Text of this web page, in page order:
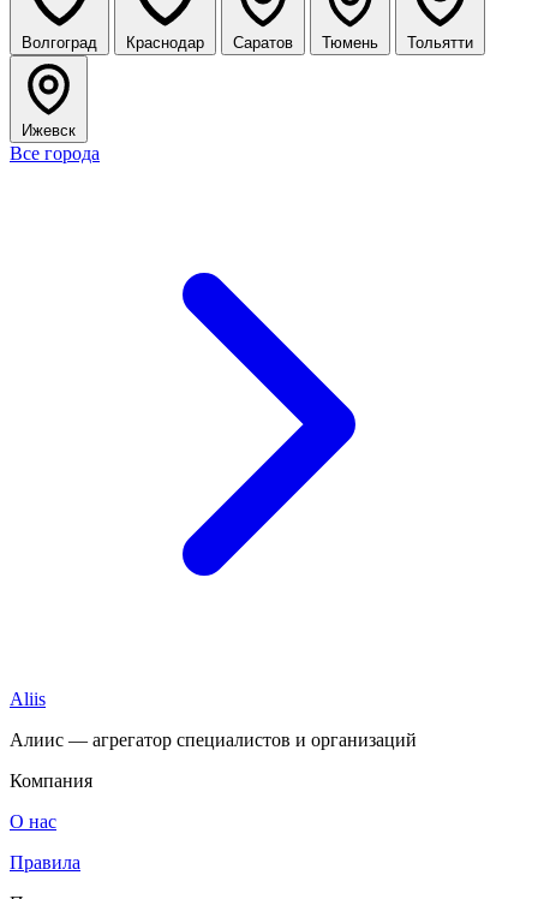
Волгоград Краснодар Саратов Тюмень Тольятти
Ижевск
Все города
Aliis
Алиис — агрегатор специалистов и организаций
Компания
О нас
Правила